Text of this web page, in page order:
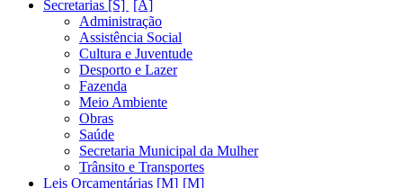
Secretarias [S]
Administração
Assistência Social
Cultura e Juventude
Desporto e Lazer
Fazenda
Meio Ambiente
Obras
Saúde
Secretaria Municipal da Mulher
Trânsito e Transportes
Leis Orçamentárias [M]